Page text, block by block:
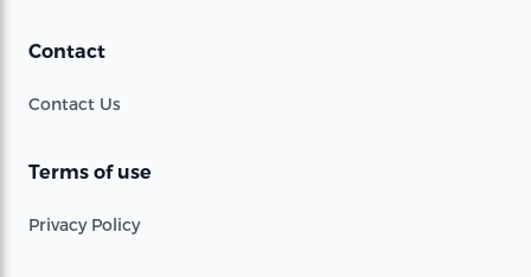
Contact
Contact Us
Terms of use
Privacy Policy